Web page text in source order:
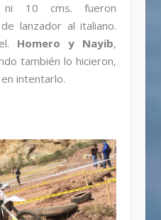
ni 10 cms. fueron
lanzador al italiano.
Homero y Nayib,
también lo hicieron,
intentarlo.